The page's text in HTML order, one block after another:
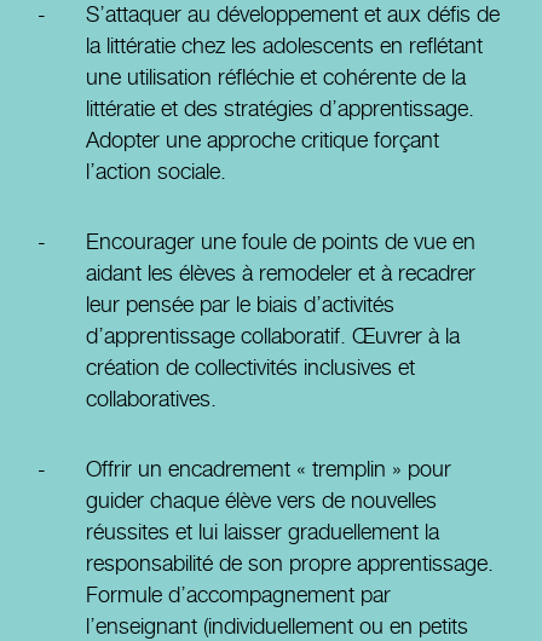
S’attaquer au développement et aux défis de
la littératie chez les adolescents en reflétant
une utilisation réfléchie et cohérente de la
littératie et des stratégies d’apprentissage.
Adopter une approche critique forçant
l’action sociale.
Encourager une foule de points de vue en
aidant les élèves à remodeler et à recadrer
leur pensée par le biais d’activités
d’apprentissage collaboratif. Œuvrer à la
création de collectivités inclusives et
collaboratives.
Offrir un encadrement « tremplin » pour
guider chaque élève vers de nouvelles
réussites et lui laisser graduellement la
responsabilité de son propre apprentissage.
Formule d’accompagnement par
l’enseignant (individuellement ou en petits